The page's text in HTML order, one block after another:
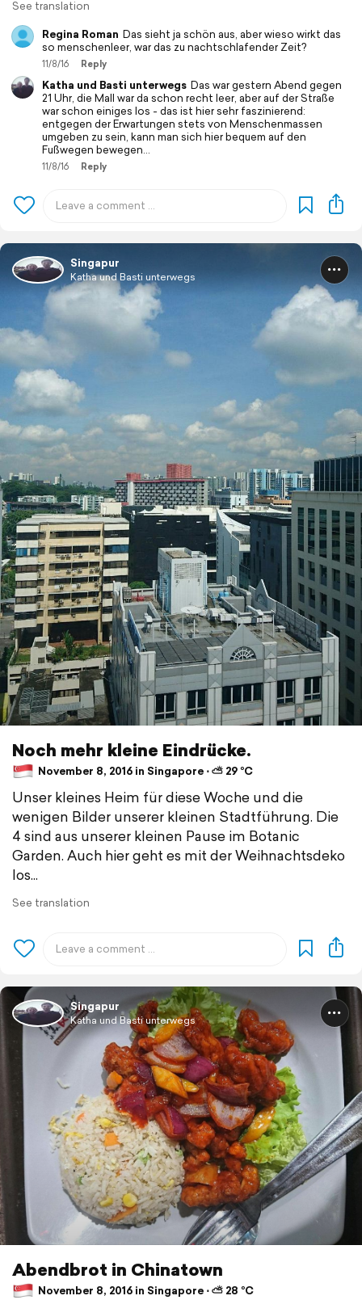
See translation
Regina Roman Das sieht ja schön aus, aber wieso wirkt das
so menschenleer, war das zu nachtschlafender Zeit?
11/8/16 Reply
Katha und Basti unterwegs Das war gestern Abend gegen
21 Uhr, die Mall war da schon recht leer, aber auf der Straße
war schon einiges los - das ist hier sehr faszinierend:
entgegen der Erwartungen stets von Menschenmassen
umgeben zu sein, kann man sich hier bequem auf den
Fußwegen bewegen...
11/8/16 Reply
Singapur
Katha und Basti unterwegs
Noch mehr kleine Eindrücke.
November 8, 2016 in Singapore ⋅ ⛅ 29 °C
Unser kleines Heim für diese Woche und die
wenigen Bilder unserer kleinen Stadtführung. Die
4 sind aus unserer kleinen Pause im Botanic
Garden. Auch hier geht es mit der Weihnachtsdeko
los...
See translation
Singapur
Katha und Basti unterwegs
Abendbrot in Chinatown
November 8, 2016 in Singapore ⋅ ⛅ 28 °C